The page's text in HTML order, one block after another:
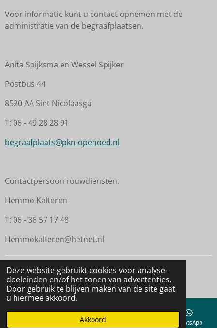
Deze website gebruikt cookies voor analyse-
doeleinden en/of het tonen van advertenties.
Door gebruik te blijven maken van de site gaat
u hiermee akkoord.
Akkoord
Voor informatie kunt u contact opnemen met de
administratie van de begraafplaatsen.
Anita Spijksma en Wessel Spijker
Postbus 44
8520 AA Sint Nicolaasga
T: 06 - 49 28 28 91
begraafplaats@pkn-openoed.nl
Contactpersoon rouwdiensten:
Hemmo Kalteren
T: 06 - 36 57 17 48
Hemmokalteren@hetnet.nl
© 2022 - 2026 Begraafplaatsen PG Op 'e Noed
Powered byJouwWeb
Telefoonnummer WhatsApp